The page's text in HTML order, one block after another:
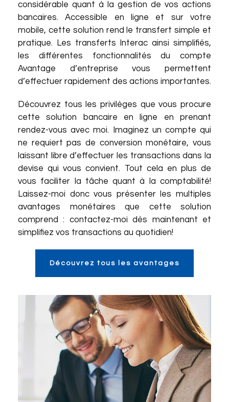
considérable quant à la gestion de vos actions
bancaires. Accessible en ligne et sur votre
mobile, cette solution rend le transfert simple et
pratique. Les transferts Interac ainsi simplifiés,
les différentes fonctionnalités du compte
Avantage d’entreprise vous permettent
d’effectuer rapidement des actions importantes.
Découvrez tous les privilèges que vous procure
cette solution bancaire en ligne en prenant
rendez-vous avec moi. Imaginez un compte qui
ne requiert pas de conversion monétaire, vous
laissant libre d’effectuer les transactions dans la
devise qui vous convient. Tout cela en plus de
vous faciliter la tâche quant à la comptabilité!
Laissez-moi donc vous présenter les multiples
avantages monétaires que cette solution
comprend : contactez-moi dès maintenant et
simplifiez vos transactions au quotidien!
Découvrez tous les avantages